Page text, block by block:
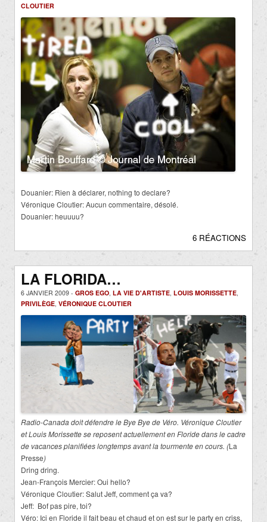
CLOUTIER
Douanier: Rien à déclarer, nothing to declare?
Véronique Cloutier: Aucun commentaire, désolé.
Douanier: heuuuu?
6 RÉACTIONS
LA FLORIDA…
6 JANVIER 2009 - GROS EGO LA VIE D'ARTISTE LOUIS MORISSETTE
PRIVILÈGE VÉRONIQUE CLOUTIER
Radio-Canada doit défendre le Bye Bye de Véro. Véronique Cloutier
et Louis Morissette se reposent actuellement en Floride dans le cadre
de vacances planifiées longtemps avant la tourmente en cours. (La
Presse)
Dring dring.
Jean-François Mercier: Oui hello?
Véronique Cloutier: Salut Jeff, comment ça va?
Jeff: Bof pas pire, toi?
Véro: Ici en Floride il fait beau et chaud et on est sur le party en criss,